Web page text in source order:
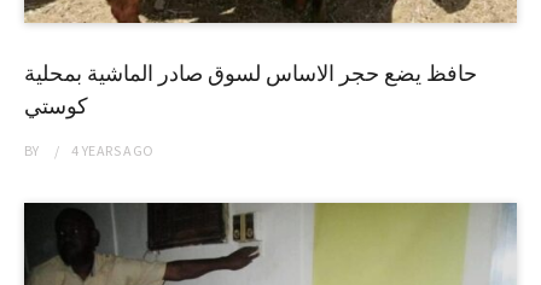
حافظ يضع حجر الاساس لسوق صادر الماشية بمحلية
كوستي
BY 4 YEARSAGO